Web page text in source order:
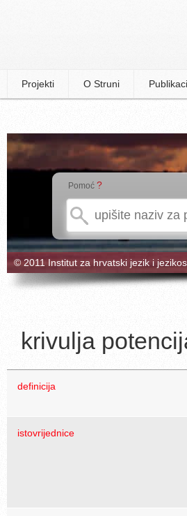
Projekti O Struni
Pomoć ?
© 2011 Institut za hrvatski jezik i
krivulja
definicija
istovrijednice